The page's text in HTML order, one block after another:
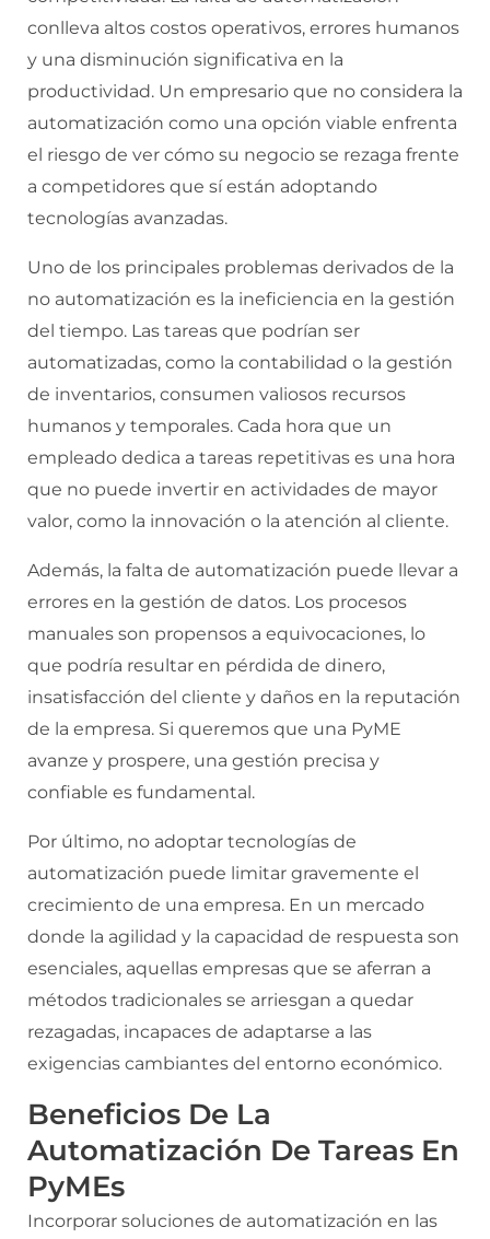
conlleva altos costos operativos, errores humanos
y una disminución significativa en la
productividad. Un empresario que no considera la
automatización como una opción viable enfrenta
el riesgo de ver cómo su negocio se rezaga frente
a competidores que sí están adoptando
tecnologías avanzadas.
Uno de los principales problemas derivados de la
no automatización es la ineficiencia en la gestión
del tiempo. Las tareas que podrían ser
automatizadas, como la contabilidad o la gestión
de inventarios, consumen valiosos recursos
humanos y temporales. Cada hora que un
empleado dedica a tareas repetitivas es una hora
que no puede invertir en actividades de mayor
valor, como la innovación o la atención al cliente.
Además, la falta de automatización puede llevar a
errores en la gestión de datos. Los procesos
manuales son propensos a equivocaciones, lo
que podría resultar en pérdida de dinero,
insatisfacción del cliente y daños en la reputación
de la empresa. Si queremos que una PyME
avanze y prospere, una gestión precisa y
confiable es fundamental.
Por último, no adoptar tecnologías de
automatización puede limitar gravemente el
crecimiento de una empresa. En un mercado
donde la agilidad y la capacidad de respuesta son
esenciales, aquellas empresas que se aferran a
métodos tradicionales se arriesgan a quedar
rezagadas, incapaces de adaptarse a las
exigencias cambiantes del entorno económico.
Beneficios De La
Automatización De Tareas En
PyMEs
Incorporar soluciones de automatización en las